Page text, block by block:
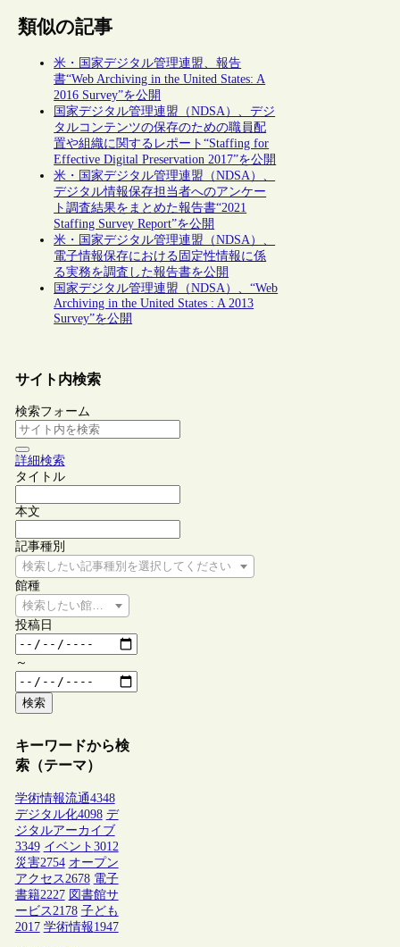
類似の記事
米・国家デジタル管理連盟、報告
書“Web Archiving in the United States: A
2016 Survey”を公開
国家デジタル管理連盟（NDSA）、デジ
タルコンテンツの保存のための職員配
置や組織に関するレポート“Staffing for
Effective Digital Preservation 2017”を公開
米・国家デジタル管理連盟（NDSA）、
デジタル情報保存担当者へのアンケー
ト調査結果をまとめた報告書“2021
Staffing Survey Report”を公開
米・国家デジタル管理連盟（NDSA）、
電子情報保存における固定性情報に係
る実務を調査した報告書を公開
国家デジタル管理連盟（NDSA）、“Web
Archiving in the United States : A 2013
Survey”を公開
サイト内検索
検索フォーム
詳細検索
タイトル
本文
記事種別
検索したい記事種別を選択してください
館種
検索したい館種を選択してください
投稿日
～
検索
キーワードから検
索（テーマ）
学術情報流通4348
デジタル化4098 デ
ジタルアーカイブ
3349 イベント 3012
災害2754 オープン
アクセス 2678 電子
書籍2227 図書館サ
ービス 2178 子ども
2017 学術情報1947